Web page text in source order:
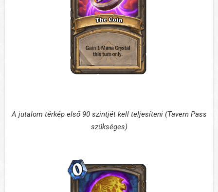
A jutalom térkép első 90 szintjét kell teljesíteni (Tavern Pass
szükséges)